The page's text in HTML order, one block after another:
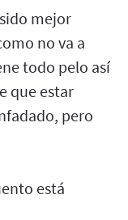
mejor
no va a
todo pelo así
que estar
pero
está